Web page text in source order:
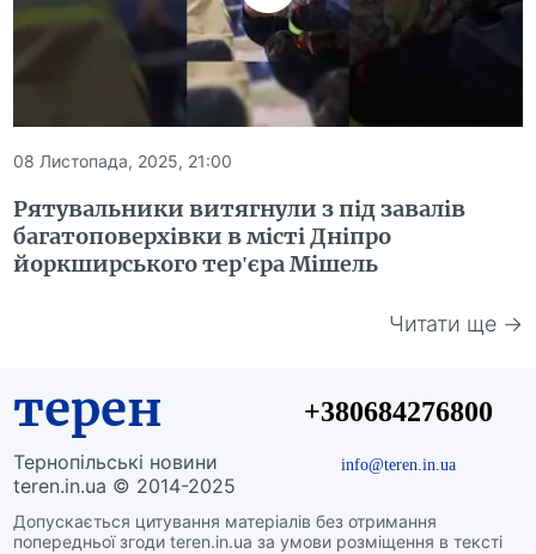
08 Листопада, 2025, 21:00
Рятувальники витягнули з під завалів
багатоповерхівки в місті Дніпро
йоркширського тер'єра Мішель
Читати ще →
терен
Тернопільські новини
teren.in.ua © 2014-2025
Допускається цитування матеріалів без отримання
попередньої згоди teren.in.ua за умови розміщення в тексті
+380684276800
info@teren.in.ua